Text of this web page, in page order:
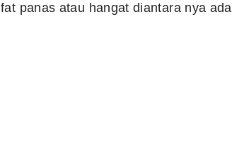
panas atau hangat diantara nya